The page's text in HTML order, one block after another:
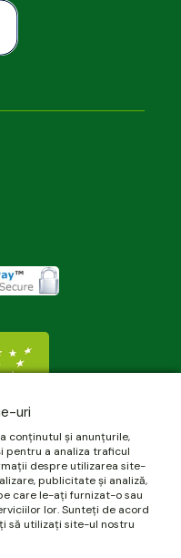
uri
conținutul și anunțurile,
pentru a analiza traficul
despre utilizarea site-
publicitate și analiză,
care le-ați furnizat-o sau
lor. Sunteți de acord
să utilizați site-ul nostru